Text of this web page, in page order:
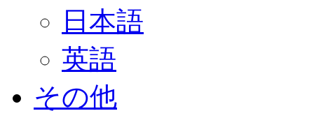
日本語
英語
その他